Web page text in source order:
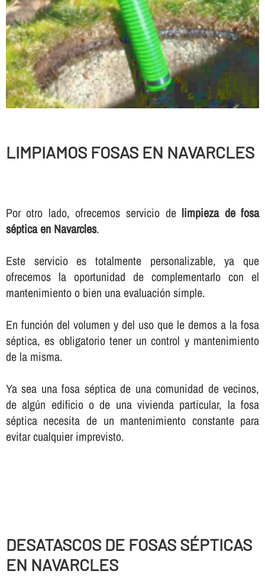
LIMPIAMOS FOSAS EN NAVARCLES
Por otro lado, ofrecemos servicio de limpieza de fosa
séptica en Navarcles.
Este servicio es totalmente personalizable, ya que
ofrecemos la oportunidad de complementarlo con el
mantenimiento o bien una evaluación simple.
En función del volumen y del uso que le demos a la fosa
séptica, es obligatorio tener un control y mantenimiento
de la misma.
Ya sea una fosa séptica de una comunidad de vecinos,
de algún edificio o de una vivienda particular, la fosa
séptica necesita de un mantenimiento constante para
evitar cualquier imprevisto.
DESATASCOS DE FOSAS SÉPTICAS
EN NAVARCLES